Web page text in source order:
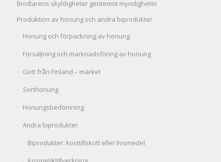
Biodlarens skyldigheter gentemot myndigheter
Produktion av honung och andra biprodukter
Honung och förpackning av honung
Försäljning och marknadsföring av honung
Gott från Finland – märket
Sorthonung
Honungsbedömning
Andra biprodukter
Biprodukter: kosttillskott eller livsmedel